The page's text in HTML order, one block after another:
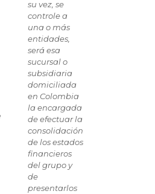
su vez, se
controle a
una o más
entidades,
será esa
sucursal o
subsidiaria
domiciliada
en Colombia
la encargada
de efectuar la
consolidación
de los estados
financieros
del grupo y
de
presentarlos